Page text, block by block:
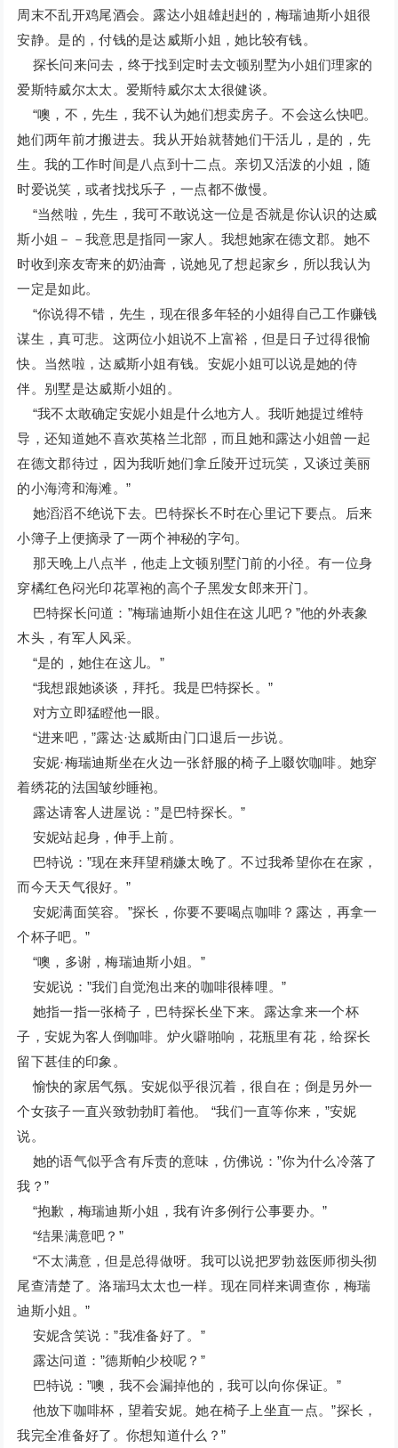
周末不乱开鸡尾酒会。露达小姐雄赳赳的，梅瑞迪斯小姐很
安静。是的，付钱的是达威斯小姐，她比较有钱。
探长问来问去，终于找到定时去文顿别墅为小姐们理家的
爱斯特威尔太太。爱斯特威尔太太很健谈。
“噢，不，先生，我不认为她们想卖房子。不会这么快吧。
她们两年前才搬进去。我从开始就替她们干活儿，是的，先
生。我的工作时间是八点到十二点。亲切又活泼的小姐，随
时爱说笑，或者找找乐子，一点都不傲慢。
“当然啦，先生，我可不敢说这一位是否就是你认识的达威
斯小姐－－我意思是指同一家人。我想她家在德文郡。她不
时收到亲友寄来的奶油膏，说她见了想起家乡，所以我认为
一定是如此。
“你说得不错，先生，现在很多年轻的小姐得自己工作赚钱
谋生，真可悲。这两位小姐说不上富裕，但是日子过得很愉
快。当然啦，达威斯小姐有钱。安妮小姐可以说是她的侍
伴。别墅是达威斯小姐的。
“我不太敢确定安妮小姐是什么地方人。我听她提过维特
导，还知道她不喜欢英格兰北部，而且她和露达小姐曾一起
在德文郡待过，因为我听她们拿丘陵开过玩笑，又谈过美丽
的小海湾和海滩。”
她滔滔不绝说下去。巴特探长不时在心里记下要点。后来
小簿子上便摘录了一两个神秘的字句。
那天晚上八点半，他走上文顿别墅门前的小径。有一位身
穿橘红色闷光印花罩袍的高个子黑发女郎来开门。
巴特探长问道：”梅瑞迪斯小姐住在这儿吧？”他的外表象
木头，有军人风采。
“是的，她住在这儿。”
“我想跟她谈谈，拜托。我是巴特探长。”
对方立即猛瞪他一眼。
“进来吧，”露达·达威斯由门口退后一步说。
安妮·梅瑞迪斯坐在火边一张舒服的椅子上啜饮咖啡。她穿
着绣花的法国皱纱睡袍。
露达请客人进屋说：”是巴特探长。”
安妮站起身，伸手上前。
巴特说：”现在来拜望稍嫌太晚了。不过我希望你在在家，
而今天天气很好。”
安妮满面笑容。”探长，你要不要喝点咖啡？露达，再拿一
个杯子吧。”
“噢，多谢，梅瑞迪斯小姐。”
安妮说：”我们自觉泡出来的咖啡很棒哩。”
她指一指一张椅子，巴特探长坐下来。露达拿来一个杯
子，安妮为客人倒咖啡。炉火噼啪响，花瓶里有花，给探长
留下甚佳的印象。
愉快的家居气氛。安妮似乎很沉着，很自在；倒是另外一
个女孩子一直兴致勃勃盯着他。 “我们一直等你来，”安妮
说。
她的语气似乎含有斥责的意味，仿佛说：”你为什么冷落了
我？”
“抱歉，梅瑞迪斯小姐，我有许多例行公事要办。”
“结果满意吧？”
“不太满意，但是总得做呀。我可以说把罗勃兹医师彻头彻
尾查清楚了。洛瑞玛太太也一样。现在同样来调查你，梅瑞
迪斯小姐。”
安妮含笑说：”我准备好了。”
露达问道：”德斯帕少校呢？”
巴特说：”噢，我不会漏掉他的，我可以向你保证。”
他放下咖啡杯，望着安妮。她在椅子上坐直一点。”探长，
我完全准备好了。你想知道什么？”